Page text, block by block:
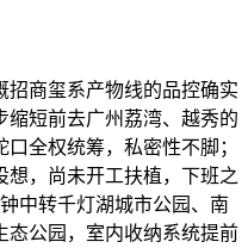
商玺系产物线的品控确实
缩短前去广州荔湾、越秀的
全权统筹，私密性不脚；
，尚未开工扶植，下班之
中转千灯湖城市公园、南
态公园，室内收纳系统提前